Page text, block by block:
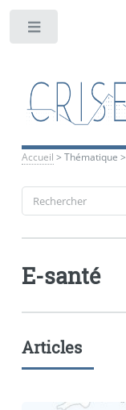
Accueil > Thématique >
E-santé
Articles